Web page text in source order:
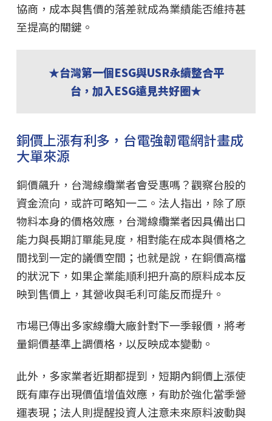
協商，成本與售價的落差就成為業績能否維持甚
至提高的關鍵。
★台灣第一個ESG與USR永續整合平
台，加入ESG遠見共好圈★
銅價上漲有利多，台電強韌電網計畫成
大單來源
銅價飆升，台灣線纜業者會受惠嗎？觀察台股的
資金流向，或許可略知一二。法人指出，除了原
物料本身的價格效應，台灣線纜業者因具備出口
能力與長期訂單能見度，相對能在成本與價格之
間找到一定的議價空間；也就是說，在銅價高檔
的狀況下，如果企業能順利把升高的原料成本反
映到售價上，其營收與毛利可能反而提升。
市場已傳出多家線纜大廠針對下一季報價，將考
量銅價基準上調價格，以反映成本變動。
此外，多家業者近期都提到，短期內銅價上漲使
既有庫存出現價值增值效應，有助於強化當季營
運表現；法人則提醒投資人注意未來原料波動與